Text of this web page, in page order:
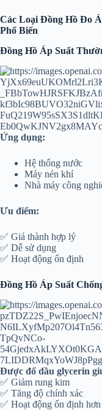
Các Loại Đồng Hồ Đo
Phổ Biến
Đồng Hồ Áp Suất
Ứng dụng:
Hệ thống nước
Máy nén khí
Nhà máy công
Ưu điểm:
✅ Giá thành hợp lý
✅ Dễ sử dụng
✅ Hoạt động ổn định
Đồng Hồ Áp Suất
Được đổ dầu glycerin
✅ Giảm rung kim
✅ Tăng độ chính xác
✅ Hoạt động ổn định hơn